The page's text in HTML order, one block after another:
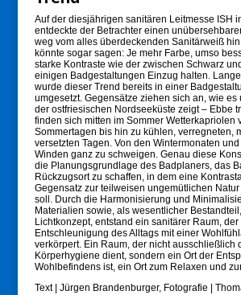
Auf der diesjährigen sanitären Leitmesse ISH
entdeckte der Betrachter einen
weg vom alles überdeckenden Sanitärweiß
könnte sogar sagen: Je mehr Farbe, umso
starke Kontraste wie der zwischen Schwarz
einigen Badgestaltungen Einzug halten.
wurde dieser Trend bereits in einer
umgesetzt. Gegensätze ziehen sich an, wie es
der ostfriesischen Nordseeküste zeigt – Ebbe
finden sich mitten im Sommer Wetterkapriolen
Sommertagen bis hin zu kühlen, verregneten,
versetzten Tagen. Von den Wintermonaten
Winden ganz zu schweigen. Genau diese
die Planungsgrundlage des Badplaners, das
Rückzugsort zu schaffen, in dem eine
Gegensatz zur teilweisen ungemütlichen
soll. Durch die Harmonisierung und
Materialien sowie, als wesentlicher
Lichtkonzept, entstand ein sanitärer Raum, der
Entschleunigung des Alltags mit einer
verkörpert. Ein Raum, der nicht ausschließlich
Körperhygiene dient, sondern ein Ort der
Wohlbefindens ist, ein Ort zum Relaxen und
Text | Jürgen Brandenburger, Fotografie |